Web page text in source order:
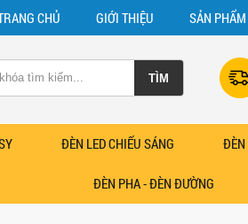
CHỦ GIỚI THIỆU SẢN PHẨM
ĐÈN LED CHIẾU SÁNG ĐÈN
ĐÈN PHA - ĐÈN ĐƯỜNG